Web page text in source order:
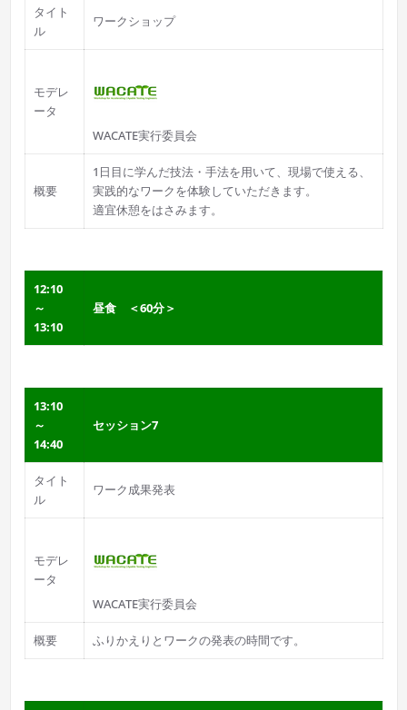
タイト
ル
ワークショップ
モデレ
ータ
WACATE実行委員会
概要
1日目に学んだ技法・手法を用いて、現場で使える、
実践的なワークを体験していただきます。
適宜休憩をはさみます。
12:10
～
13:10
昼食 ＜60分＞
13:10
～
14:40
セッション7
タイト
ル
ワーク成果発表
モデレ
ータ
WACATE実行委員会
概要 ふりかえりとワークの発表の時間です。